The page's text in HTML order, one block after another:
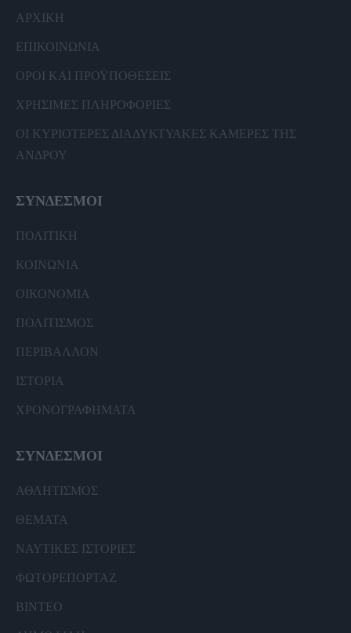
ΑΡΧΙΚΗ
ΕΠΙΚΟΙΝΩΝΙΑ
ΟΡΟΙ ΚΑΙ ΠΡΟΫΠΟΘΕΣΕΙΣ
ΧΡΗΣΙΜΕΣ ΠΛΗΡΟΦΟΡΙΕΣ
ΟΙ ΚΥΡΙΟΤΕΡΕΣ ΔΙΑΔΥΚΤΥΑΚΕΣ ΚΑΜΕΡΕΣ ΤΗΣ
ΑΝΔΡΟΥ
ΣΥΝΔΕΣΜΟΙ
ΠΟΛΙΤΙΚΗ
ΚΟΙΝΩΝΙΑ
ΟΙΚΟΝΟΜΙΑ
ΠΟΛΙΤΙΣΜΟΣ
ΠΕΡΙΒΑΛΛΟΝ
ΙΣΤΟΡΙΑ
ΧΡΟΝΟΓΡΑΦΗΜΑΤΑ
ΣΥΝΔΕΣΜΟΙ
ΑΘΛΗΤΙΣΜΟΣ
ΘΕΜΑΤΑ
ΝΑΥΤΙΚΕΣ ΙΣΤΟΡΙΕΣ
ΦΩΤΟΡΕΠΟΡΤΑΖ
ΒΙΝΤΕΟ